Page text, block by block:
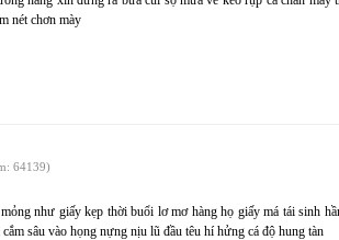
nét chơn mày
64139)
như giấy kẹp thời buổi lơ mơ hàng họ giấy má tái sinh
sâu vào họng nựng nịu lũ đầu têu hí hửng cá độ hung tàn